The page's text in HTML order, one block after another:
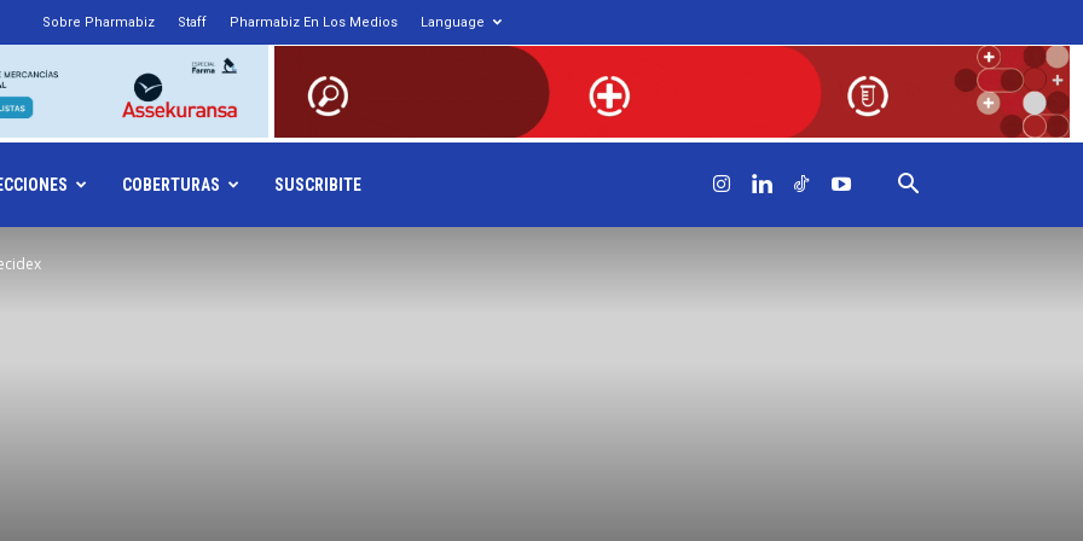
Sobre Pharmabiz Staff Pharmabiz En Los Medios Language
COBERTURAS SUSCRIBITE